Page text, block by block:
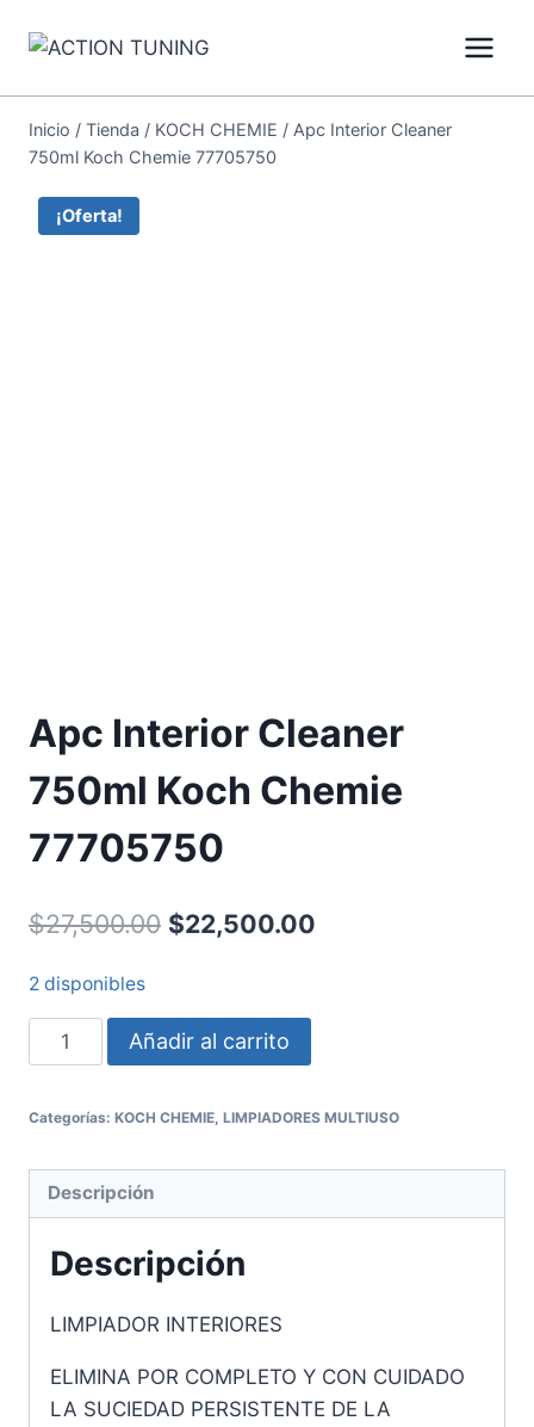
Inicio / Tienda / KOCH CHEMIE / Apc Interior Cleaner
750ml Koch Chemie 77705750
¡Oferta!
Apc Interior Cleaner
750ml Koch Chemie
77705750
$27,500.00 $22,500.00
2 disponibles
Añadir al carrito
Categorías: KOCH CHEMIE LIMPIADORES MULTIUSO
Descripción
Descripción
LIMPIADOR INTERIORES
ELIMINA POR COMPLETO Y CON CUIDADO
LA SUCIEDAD PERSISTENTE DE LA